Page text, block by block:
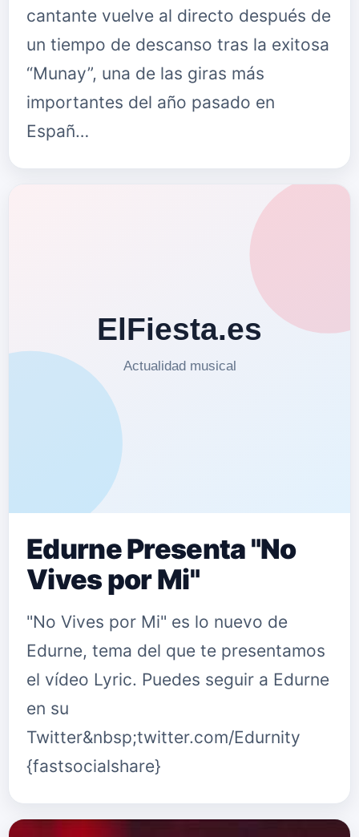
cantante vuelve al directo después de
un tiempo de descanso tras la exitosa
“Munay”, una de las giras más
importantes del año pasado en
Españ…
Edurne Presenta "No
Vives por Mi"
"No Vives por Mi" es lo nuevo de
Edurne, tema del que te presentamos
el vídeo Lyric. Puedes seguir a Edurne
en su
Twitter&nbsp;twitter.com/Edurnity
{fastsocialshare}